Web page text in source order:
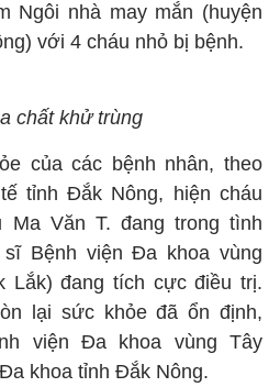
Ngôi nhà may mắn (huyện
với 4 cháu nhỏ bị bệnh.
chất khử trùng
của các bệnh nhân, theo
tỉnh Đắk Nông, hiện cháu
Ma Văn T. đang trong tình
Bệnh viện Đa khoa vùng
Lắk) đang tích cực điều trị.
lại sức khỏe đã ổn định,
viện Đa khoa vùng Tây
khoa tỉnh Đắk Nông.